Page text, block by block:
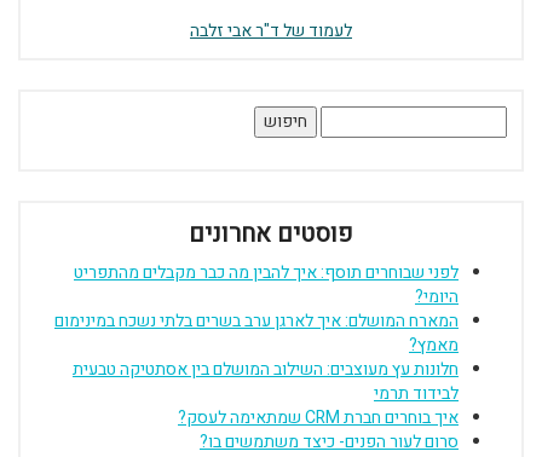
לעמוד של ד"ר אבי זלבה
פוסטים אחרונים
לפני שבוחרים תוסף: איך להבין מה כבר מקבלים מהתפריט
היומי?
המארח המושלם: איך לארגן ערב בשרים בלתי נשכח במינימום
מאמץ?
חלונות עץ מעוצבים: השילוב המושלם בין אסתטיקה טבעית
לבידוד תרמי
איך בוחרים חברת CRM שמתאימה לעסק?
סרום לעור הפנים- כיצד משתמשים בו?